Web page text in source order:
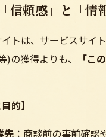
信頼感」と「情
トは、サービスサイ
)の獲得よりも、
「こ
的】
先：商談前の事前確認